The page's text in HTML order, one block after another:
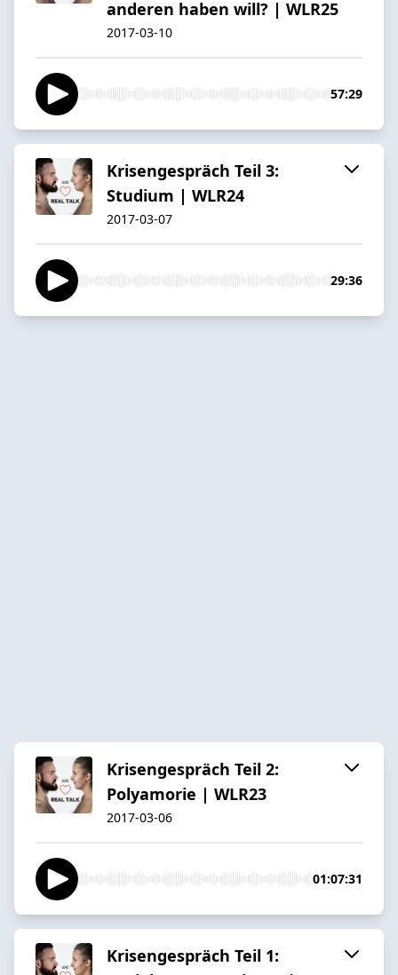
anderen haben will? | WLR25
2017-03-10
57:29
Krisengespräch Teil 3:
Studium | WLR24
2017-03-07
29:36
Krisengespräch Teil 2:
Polyamorie | WLR23
2017-03-06
01:07:31
Krisengespräch Teil 1: